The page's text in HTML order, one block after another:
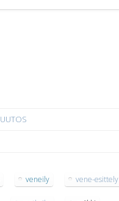
veneily vene-esittely